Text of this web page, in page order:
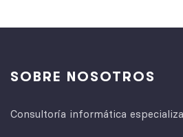
SOBRE NOSOTROS
Consultoría informática